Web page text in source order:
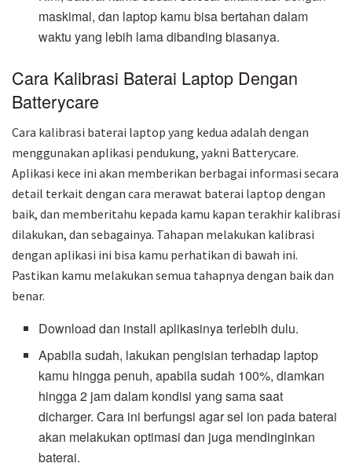
maskimal, dan laptop kamu bisa bertahan dalam
waktu yang lebih lama dibanding biasanya.
Cara Kalibrasi Baterai Laptop Dengan
Batterycare
Cara kalibrasi baterai laptop yang kedua adalah dengan
menggunakan aplikasi pendukung, yakni Batterycare.
Aplikasi kece ini akan memberikan berbagai informasi secara
detail terkait dengan cara merawat baterai laptop dengan
baik, dan memberitahu kepada kamu kapan terakhir kalibrasi
dilakukan, dan sebagainya. Tahapan melakukan kalibrasi
dengan aplikasi ini bisa kamu perhatikan di bawah ini.
Pastikan kamu melakukan semua tahapnya dengan baik dan
benar.
Download dan install aplikasinya terlebih dulu.
Apabila sudah, lakukan pengisian terhadap laptop
kamu hingga penuh, apabila sudah 100%, diamkan
hingga 2 jam dalam kondisi yang sama saat
dicharger. Cara ini berfungsi agar sel ion pada baterai
akan melakukan optimasi dan juga mendinginkan
baterai.